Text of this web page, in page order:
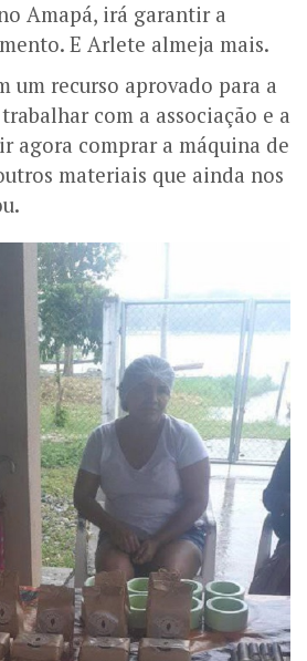
Amapá, irá garantir a
E Arlete almeja mais.
um recurso aprovado para a
com a associação e a
agora comprar a máquina de
materiais que ainda nos